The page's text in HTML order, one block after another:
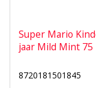
Super Mario
jaar Mild Mint 75
8720181501845